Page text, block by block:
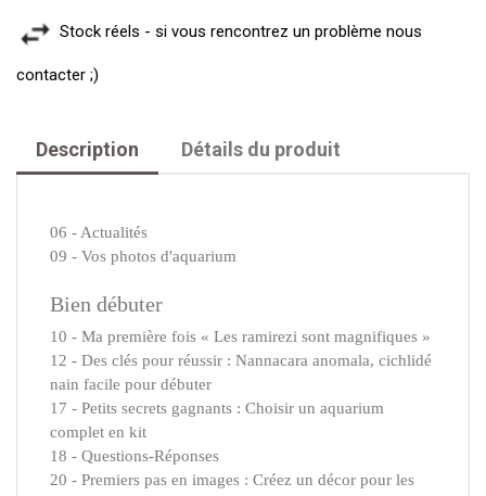
Stock réels - si vous rencontrez un problème nous
contacter ;)
Description Détails du produit
06 - Actualités
09 - Vos photos d'aquarium
Bien débuter
10 - Ma première fois « Les ramirezi sont magnifiques »
12 - Des clés pour réussir : Nannacara anomala, cichlidé
nain facile pour débuter
17 - Petits secrets gagnants : Choisir un aquarium
complet en kit
18 - Questions-Réponses
20 - Premiers pas en images : Créez un décor pour les